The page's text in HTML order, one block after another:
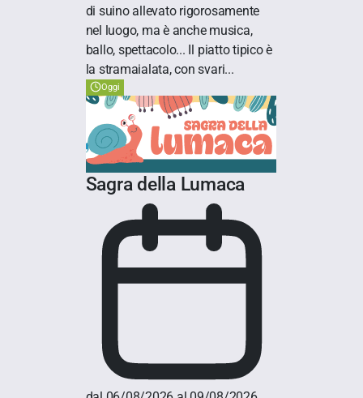
di suino allevato rigorosamente
nel luogo, ma è anche musica,
ballo, spettacolo... Il piatto tipico è
la stramaialata, con svari...
Oggi
Sagra della Lumaca